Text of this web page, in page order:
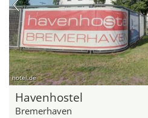
hotel.de
Havenhostel
Bremerhaven